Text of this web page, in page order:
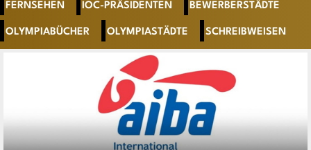
FERNSEHEN IOC-PRÄSIDENTEN BEWERBERSTÄDTE
OLYMPIABÜCHER OLYMPIASTÄDTE SCHREIBWEISEN